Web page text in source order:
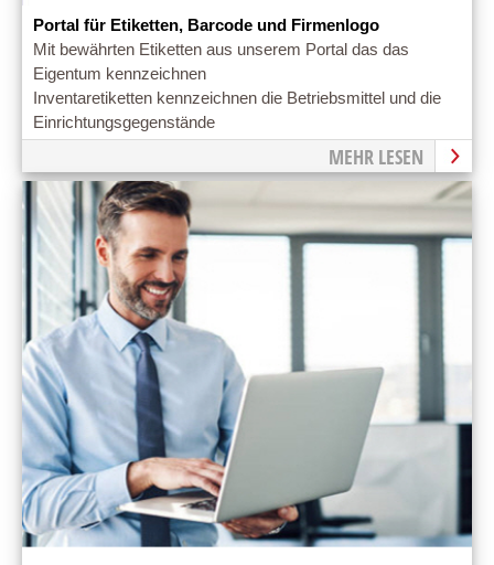
Portal für Etiketten, Barcode und Firmenlogo
Mit bewährten Etiketten aus unserem Portal das das
Eigentum kennzeichnen
Inventaretiketten kennzeichnen die Betriebsmittel und die
Einrichtungsgegenstände
MEHR LESEN